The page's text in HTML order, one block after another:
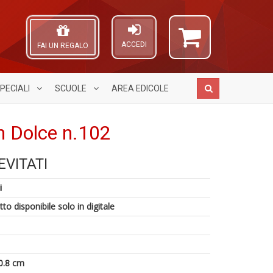
ACCEDI
FAI UN REGALO
SCUOLE AREA EDICOLE
Dolce n.102
disponibile solo in digitale
cm